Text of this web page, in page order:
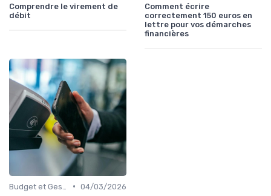
Comprendre le virement de
débit
Comment écrire
correctement 150 euros en
lettre pour vos démarches
financières
• 04/03/2026